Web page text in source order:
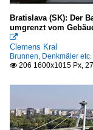
Bratislava (SK): Der
umgrenzt vom

Clemens Kral
Brunnen, Denkmäler
 206 1600x1015 Px,